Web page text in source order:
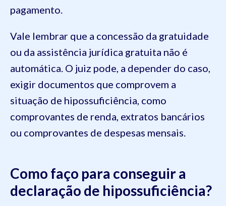
pagamento.
Vale lembrar que a concessão da gratuidade
ou da assistência jurídica gratuita não é
automática. O juiz pode, a depender do caso,
exigir documentos que comprovem a
situação de hipossuficiência, como
comprovantes de renda, extratos bancários
ou comprovantes de despesas mensais.
Como faço para conseguir a
declaração de hipossuficiência?